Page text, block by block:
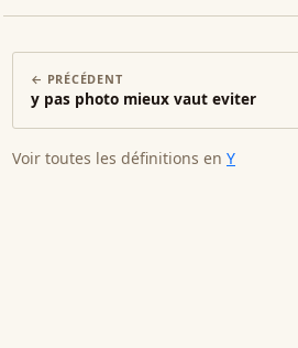
← PRÉCÉDENT
y pas photo mieux vaut eviter
Voir toutes les définitions en Y